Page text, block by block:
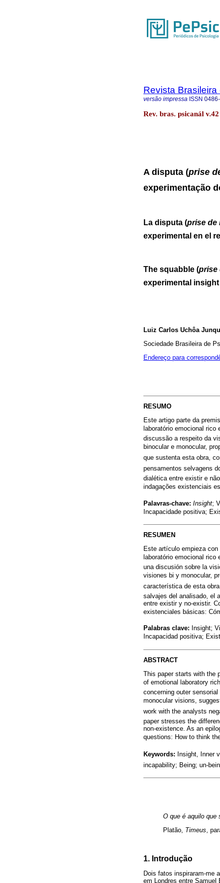
Revista
versão impressa ISSN
Rev. bras. psicanál
A disputa (prise
experimentação
La disputa (prise de
experimental en
The squabble (prise
experimental
Luiz Carlos Uchôa
Sociedade Brasileira de
Endereço para
RESUMO
Este artigo parte da
laboratório emocional rico
discussão a respeito da
binocular e monocular,
que sustenta esta obra,
pensamentos
dialética entre existir e
indagações existenciais
Palavras-chave: Insight;
Incapacidade positiva;
RESUMEN
Este artículo empieza
laboratório emocional rico
una discusión sobre la
visiones bi y monocular,
característica de esta
salvajes del analisado, el
entre existir y no-existir.
existenciales básicas:
Palabras clave: Insight;
Incapacidad positiva;
ABSTRACT
This paper starts with the
of emotional laboratory
concerning outer
monocular visions,
work with the analysts
paper stresses the
non-existence. As an
questions: How to think
Keywords: Insight, Inner
incapability; Being; un-
O que é aquilo que
Platão, Timeus,
1. Introdução
Dois fatos inspiraram-me
em Londres entre